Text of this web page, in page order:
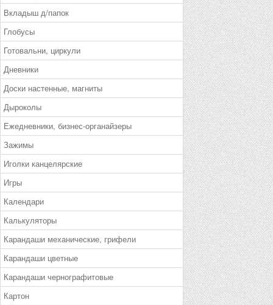
Вкладыш д/папок
Глобусы
Готовальни, циркули
Дневники
Доски настенные, магниты
Дыроколы
Ежедневники, бизнес-органайзеры
Зажимы
Иголки канцелярские
Игры
Календари
Калькуляторы
Карандаши механические, грифели
Карандаши цветные
Карандаши чернографитовые
Картон